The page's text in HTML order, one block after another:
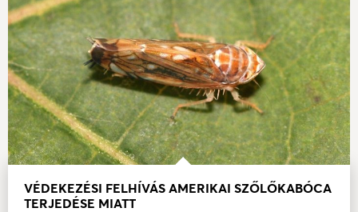
VÉDEKEZÉSI FELHÍVÁS AMERIKAI SZŐLŐKABÓCA
TERJEDÉSE MIATT